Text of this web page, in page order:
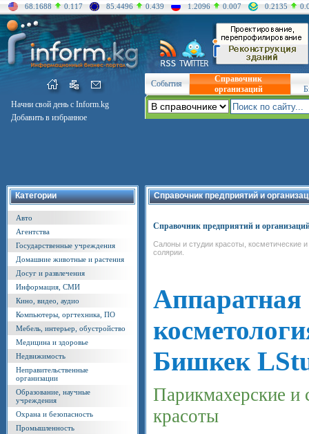
68.1688 0.117 85.4496 0.439 1.2096 0.007 0.2135
Начни свой день с Inform.kg
Добавить в избранное
События
Справочник
организаций
Категории
Авто
Агентства
Государственные учреждения
Домашние животные и растения
Досуг и развлечения
Информация, СМИ
Кино, видео, аудио
Компьютеры, оргтехника, ПО
Мебель, интерьер, обустройство
Медицина и здоровье
Недвижимость
Неправительственные
организации
Образование, научные
учреждения
Охрана и безопасность
Промышленность
Справочник предприятий и
Справочник предприятий и
Салоны и студии красоты, косметические
солярии.
Аппаратная
Бишкек
Парикмахерские и
красоты